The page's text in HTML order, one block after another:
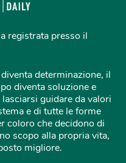
registrata presso il
determinazione, il
diventa soluzione e
guidare da valori
e di tutte le forme
coloro che decidono di
scopo alla propria vita,
migliore.